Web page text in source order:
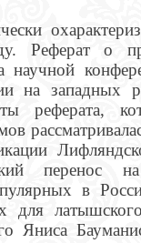
Реферат о
научной
на западных
реферата,
перенос
в
для
Яниса